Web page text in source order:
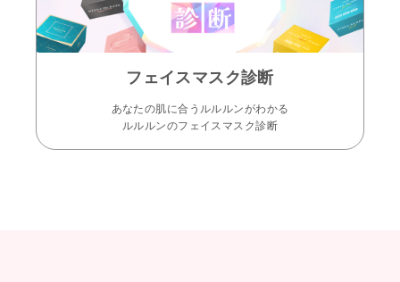
フェイスマスク診断
あなたの肌に合うルルルンがわかる
ルルルンのフェイスマスク診断